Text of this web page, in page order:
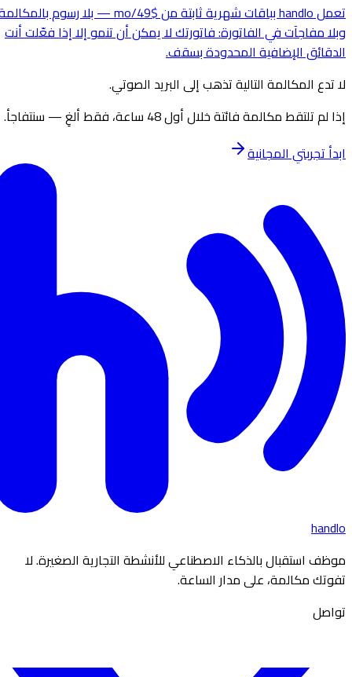
تعمل handlo بباقات شهرية ثابتة من $49/mo — بلا رسوم بالمكالمة
وبلا مفاجآت في الفاتورة: فاتورتك لا يمكن أن تنمو إلا إذا فعّلت أنت
الدقائق الإضافية المحدودة بسقف.
لاتدع المكالمةالتاليةتذهبإلىالبريدالصوتي.
إذا لم تلتقط مكالمة فائتة خلال أول 48 ساعة، فقط ألغِ — سنتفاجأ.
ابدأ تجربتي المجانية
handlo
موظف استقبال بالذكاء الاصطناعي للأنشطة التجارية الصغيرة. لا
تفوتك مكالمة، على مدار الساعة.
تواصل